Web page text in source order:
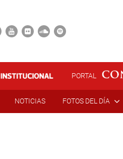
PORTAL
NOTICIAS FOTOS DEL DÍA